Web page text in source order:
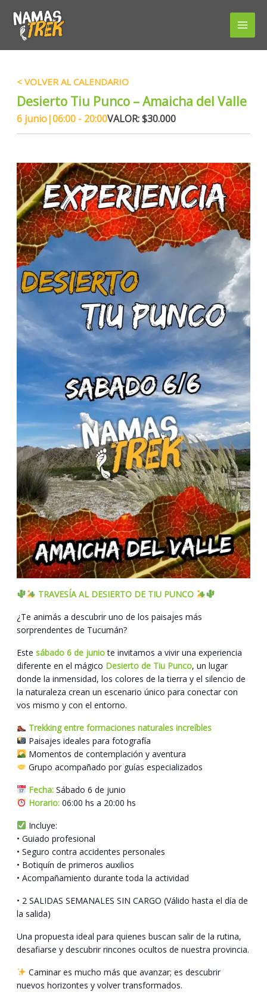
contenido
Desierto Tiu Punco – Amaicha del Valle
6 junio|06:00 - 20:00 $30.000
TRAVESÍA AL DESIERTO DE TIU PUNCO
¿Te animás a descubrir uno de los paisajes más
sorprendentes de Tucumán?
Estesábado 6 de juniote invitamos a vivir una experiencia
diferente en el mágico Desierto de Tiu Punco, un lugar
donde la inmensidad, los colores de la tierra y el silencio de
la naturaleza crean un escenario único para conectar con
vos mismo y con el entorno.
Trekking entre formaciones naturales increíbles
Paisajes ideales para fotografía
Momentos de contemplación y aventura
Grupo acompañado por guías especializados
Fecha: Sábado 6 de junio
Horario: 06:00 hs a 20:00 hs
Incluye:
• Guiado profesional
• Seguro contra accidentes personales
• Botiquín de primeros auxilios
• Acompañamiento durante toda la actividad
• 2 SALIDAS SEMANALES SIN CARGO (Válido hasta el día de
la salida)
Una propuesta ideal para quienes buscan salir de la rutina,
desafiarse y descubrir rincones ocultos de nuestra provincia.
Caminar es mucho más que avanzar; es descubrir
nuevos horizontes y volver transformados.